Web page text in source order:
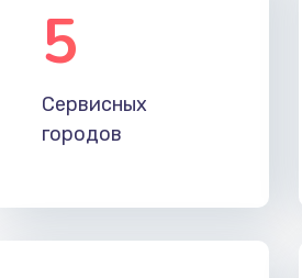
5
Сервисных
городов